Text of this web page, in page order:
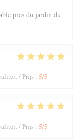
pres du jardin du
/ Prijs : 5/5
/ Prijs : 5/5